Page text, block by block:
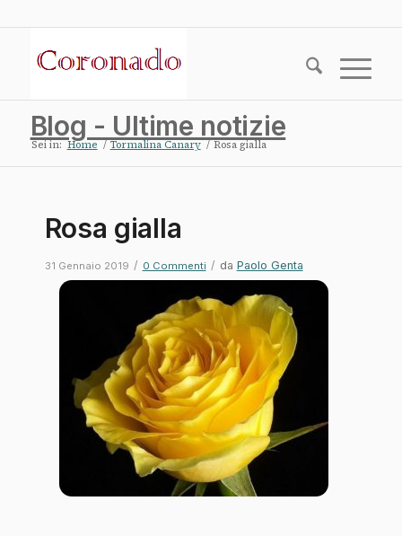
Blog - Ultime notizie
Sei in: Home / Tormalina Canary / Rosa gialla
Rosa gialla
31 Gennaio 2019 / 0 Commenti / da Paolo Genta